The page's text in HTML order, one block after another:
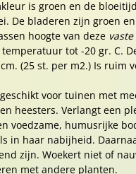
is groen en de
De bladeren zijn groen
hoogte van deze
tot -20 gr. C.
(25 st. per m2.) Is ruim
voor tuinen met
heesters. Verlangt een
voedzame, humusrijke
in haar nabijheid.
zijn. Woekert niet of
met andere planten.